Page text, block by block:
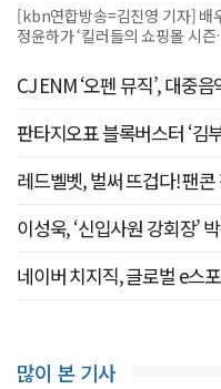
[kbn연합방송=김진영 기자] 배
정윤하가 ‘킬러들의 쇼핑몰 시즌
서사의 중심을 잡았다.지난 29일
공개된 디...
CJ ENM ‘오펜 뮤직’, 대중
판타지오표 블록버스터 ‘김
레드벨벳, 벌써 뜨겁다! 팬
이성욱, ‘신입사원 강회장’
네이버 치지직, 글로벌 e스
많이 본 기사